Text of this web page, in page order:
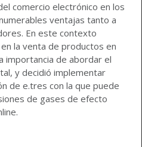
comercio electrónico en los
ventajas tanto a
En este contexto
la venta de productos en
importancia de abordar el
y decidió implementar
de e.tres con la que puede
de gases de efecto